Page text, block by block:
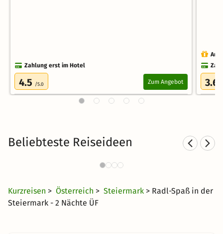
Zahlung erst im Hotel
4.5 /5.0 Zum Angebot 3.6
Beliebteste Reiseideen
Kurzurlaub in den Bergen
4423 Angebote
Kurzreisen > Österreich > Steiermark > Radl-Spaß in der
Steiermark - 2 Nächte ÜF